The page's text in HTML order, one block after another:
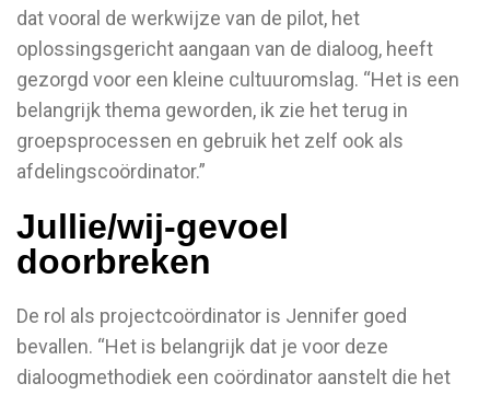
dat vooral de werkwijze van de pilot, het
oplossingsgericht aangaan van de dialoog, heeft
gezorgd voor een kleine cultuuromslag. “Het is een
belangrijk thema geworden, ik zie het terug in
groepsprocessen en gebruik het zelf ook als
afdelingscoördinator.”
Jullie/wij-gevoel
doorbreken
De rol als projectcoördinator is Jennifer goed
bevallen. “Het is belangrijk dat je voor deze
dialoogmethodiek een coördinator aanstelt die het